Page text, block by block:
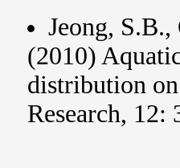
Jeong,
(2010)
distribution
Research,